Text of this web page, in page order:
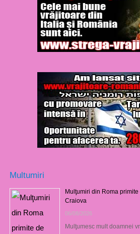
Multumiri
Mulţumiri din Roma
Craiova
06/08/2026
Mulţumesc mult doamnei